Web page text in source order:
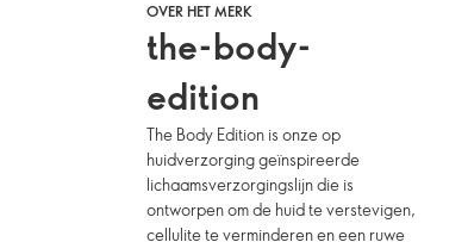
OVER HET MERK
the-body-
edition
The Body Edition is onze op
huidverzorging geïnspireerde
lichaamsverzorgingslijn die is
ontworpen om de huid te verstevigen,
cellulite te verminderen en een ruwe